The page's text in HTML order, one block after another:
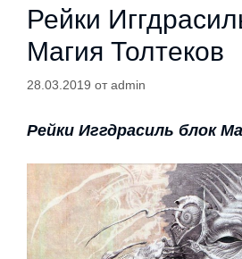
Рейки
Магия Толтеков
28.03.2019 отadmin
Рейки Иггдрасиль блок